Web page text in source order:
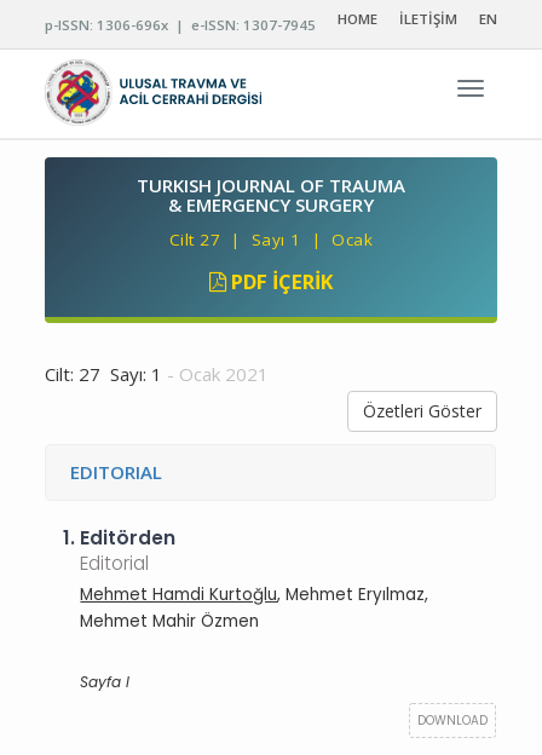
p-ISSN: 1306-696x | e-ISSN: 1307-7945 HOME İLETİŞİM EN
TURKISH JOURNAL OF TRAUMA
& EMERGENCY SURGERY
Cilt 27 | Sayı 1 | Ocak
PDF İÇERIK
Cilt: 27 Sayı: 1 - Ocak 2021
Özetleri Göster
EDITORIAL
1. Editörden
Editorial
Mehmet Hamdi Kurtoğlu, Mehmet Eryılmaz,
Mehmet Mahir Özmen
Sayfa I
DOWNLOAD